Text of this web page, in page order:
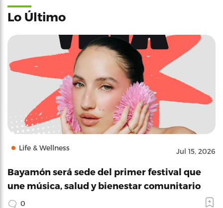
Lo Último
Life & Wellness Jul 15, 2026
Bayamón será sede del primer festival que
une música, salud y bienestar comunitario
0